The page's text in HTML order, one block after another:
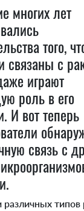
многих лет
того,
связаны с
играют
роль в его
И вот теперь
связь с
типов